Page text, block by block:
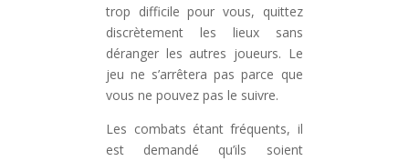
trop difficile pour vous, quittez
discrètement les lieux sans
déranger les autres joueurs. Le
jeu ne s’arrêtera pas parce que
vous ne pouvez pas le suivre.
Les combats étant fréquents, il
est demandé qu’ils soient